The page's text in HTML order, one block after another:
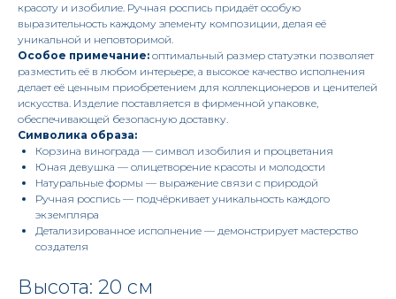
красоту и изобилие. Ручная роспись придаёт особую
выразительность каждому элементу композиции, делая её
уникальной и неповторимой.
Особое примечание: оптимальный размер статуэтки позволяет
разместить её в любом интерьере, а высокое качество исполнения
делает её ценным приобретением для коллекционеров и ценителей
искусства. Изделие поставляется в фирменной упаковке,
обеспечивающей безопасную доставку.
Символика образа:
Корзина винограда — символ изобилия и процветания
Юная девушка — олицетворение красоты и молодости
Натуральные формы — выражение связи с природой
Ручная роспись — подчёркивает уникальность каждого
экземпляра
Детализированное исполнение — демонстрирует мастерство
создателя
Высота: 20 см